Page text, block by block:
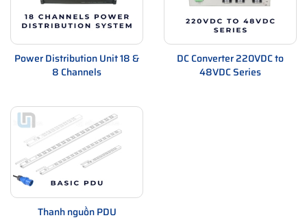
Power Distribution Unit 18 &
8 Channels
DC Converter 220VDC to
48VDC Series
Thanh nguồn PDU